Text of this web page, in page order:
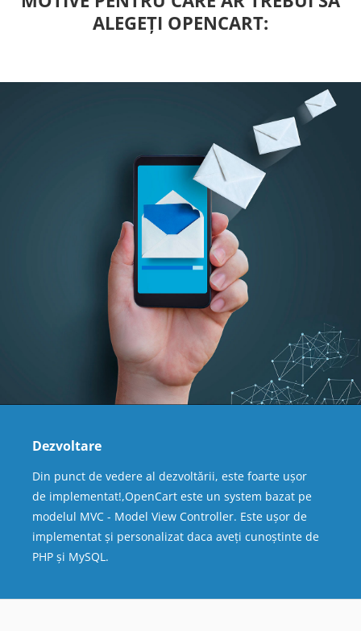
ALEGEȚI OPENCART:
Dezvoltare
Din punct de vedere al dezvoltării, este foarte ușor
de implementat!,OpenCart este un system bazat pe
modelul MVC - Model View Controller. Este ușor de
implementat și personalizat daca aveți cunoștinte de
PHP și MySQL.